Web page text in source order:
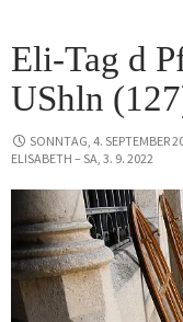
Eli-Tag d
UShln
SONNTAG, 4. SEPTEMBER
ELISABETH – SA, 3. 9. 2022